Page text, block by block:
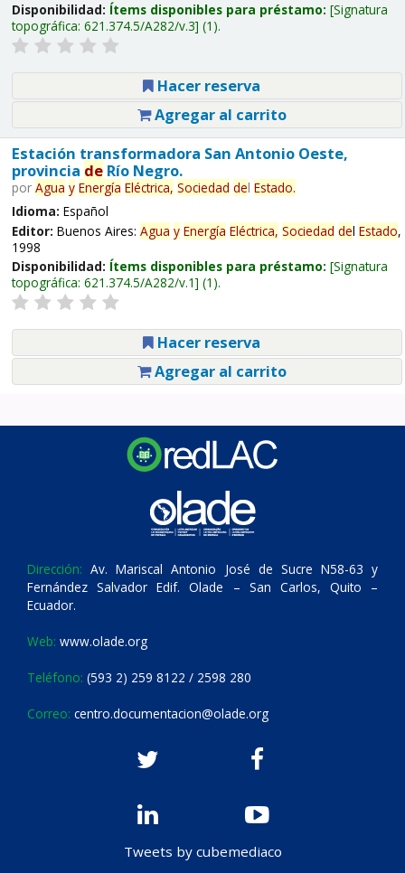
Disponibilidad: Ítems disponibles para préstamo: Signatura
topográfica: 621.374.5/A282/v.3 (1).
Hacer reserva
Agregar al carrito
Estación transformadora San Antonio Oeste,
provincia deRío Negro.
por Agua y Energía Eléctrica, Sociedad del Estado.
Idioma: Español
Editor: Buenos Aires: Agua y Energía Eléctrica, Sociedad del Estado,
1998
Disponibilidad: Ítems disponibles para préstamo: Signatura
topográfica: 621.374.5/A282/v.1 (1).
Hacer reserva
Agregar al carrito
Dirección: Av. Mariscal Antonio José de Sucre N58-63 y
Fernández Salvador Edif. Olade – San Carlos, Quito –
Ecuador.
Web: www.olade.org
Teléfono: (593 2) 259 8122 / 2598 280
Correo: centro.documentacion@olade.org
Tweets by cubemediaco